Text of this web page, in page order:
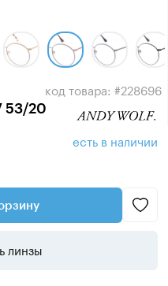
53/20
код товара: #228696
есть в наличии
линзы